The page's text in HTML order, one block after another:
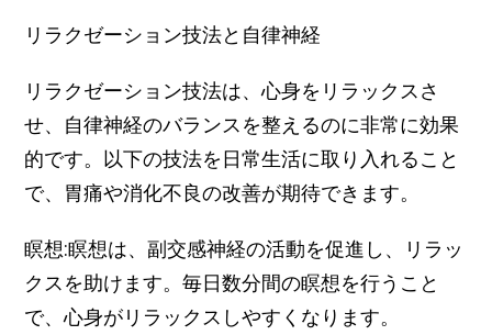
リラクゼーション技法と自律神経
リラクゼーション技法は、心身をリラックスさ
せ、自律神経のバランスを整えるのに非常に効果
的です。以下の技法を日常生活に取り入れること
で、胃痛や消化不良の改善が期待できます。
瞑想:瞑想は、副交感神経の活動を促進し、リラッ
クスを助けます。毎日数分間の瞑想を行うこと
で、心身がリラックスしやすくなります。